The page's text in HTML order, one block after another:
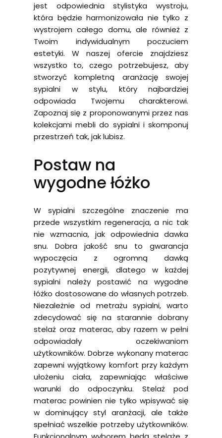
jest odpowiednia stylistyka wystroju,
która będzie harmonizowała nie tylko z
wystrojem całego domu, ale również z
Twoim indywidualnym poczuciem
estetyki. W naszej ofercie znajdziesz
wszystko to, czego potrzebujesz, aby
stworzyć kompletną aranżację swojej
sypialni w stylu, który najbardziej
odpowiada Twojemu charakterowi.
Zapoznaj się z proponowanymi przez nas
kolekcjami mebli do sypialni i skomponuj
przestrzeń tak, jak lubisz.
Postaw na
wygodne łóżko
W sypialni szczególne znaczenie ma
przede wszystkim regeneracja, a nic tak
nie wzmacnia, jak odpowiednia dawka
snu. Dobra jakość snu to gwarancja
wypoczęcia z ogromną dawką
pozytywnej energii, dlatego w każdej
sypialni należy postawić na wygodne
łóżko dostosowane do własnych potrzeb.
Niezależnie od metrażu sypialni, warto
zdecydować się na starannie dobrany
stelaż oraz materac, aby razem w pełni
odpowiadały oczekiwaniom
użytkowników. Dobrze wykonany materac
zapewni wyjątkowy komfort przy każdym
ułożeniu ciała, zapewniając właściwe
warunki do odpoczynku. Stelaż pod
materac powinien nie tylko wpisywać się
w dominujący styl aranżacji, ale także
spełniać wszelkie potrzeby użytkowników.